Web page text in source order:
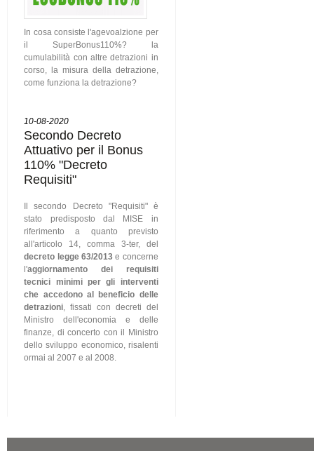
In cosa consiste l'agevoalzione per
il SuperBonus110%? la
cumulabilità con altre detrazioni in
corso, la misura della detrazione,
come funziona la detrazione?
10-08-2020
Secondo Decreto
Attuativo per il Bonus
110% "Decreto
Requisiti"
Il secondo Decreto "Requisiti" è
stato predisposto dal MISE in
riferimento a quanto previsto
all'articolo 14, comma 3-ter, del
decreto legge 63/2013 e concerne
l'aggiornamento dei requisiti
tecnici minimi per gli interventi
che accedono al beneficio delle
detrazioni , fissati con decreti del
Ministro dell'economia e delle
finanze, di concerto con il Ministro
dello sviluppo economico, risalenti
ormai al 2007 e al 2008.